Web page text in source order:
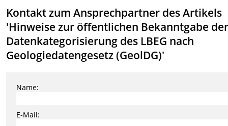
Kontakt zum Ansprechpartner des Artikels
'Hinweise zur öffentlichen Bekanntgabe
Datenkategorisierung des LBEG nach
Geologiedatengesetz (GeolDG)'
Name:
E-Mail: